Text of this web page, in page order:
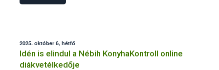
2025. október 6, hétfő
Idén is elindul a Nébih KonyhaKontroll online
diákvetélkedője